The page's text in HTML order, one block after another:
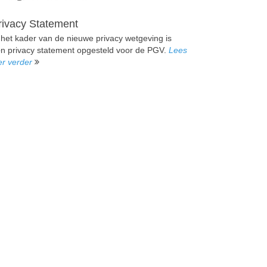
Statement
kader van de nieuwe privacy wetgeving is
privacy statement opgesteld voor de PGV.Lees
verder